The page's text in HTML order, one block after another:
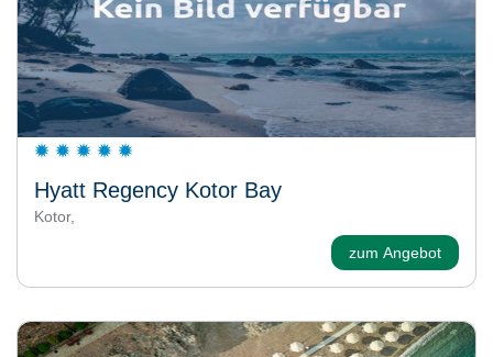
Hyatt Regency Kotor Bay
Kotor,
zum Angebot